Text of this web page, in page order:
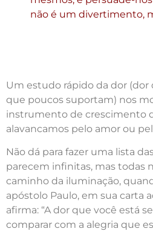
não é um divertimento,
Um estudo rápido da dor
que poucos suportam) nos
instrumento de crescimento
alavancamos pelo amor ou
Não dá para fazer uma lista
parecem infinitas, mas todas
caminho da iluminação,
apóstolo Paulo, em sua carta
afirma: “A dor que você está
comparar com a alegria que